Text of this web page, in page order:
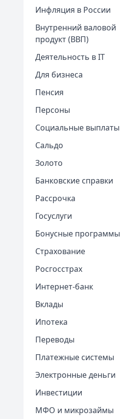
Инфляция в России
Внутренний валовой
продукт (ВВП)
Деятельность в IT
Для бизнеса
Пенсия
Персоны
Социальные выплаты
Сальдо
Золото
Банковские справки
Рассрочка
Госуслуги
Бонусные программы
Страхование
Росгосстрах
Интернет-банк
Вклады
Ипотека
Переводы
Платежные системы
Электронные деньги
Инвестиции
МФО и микрозаймы